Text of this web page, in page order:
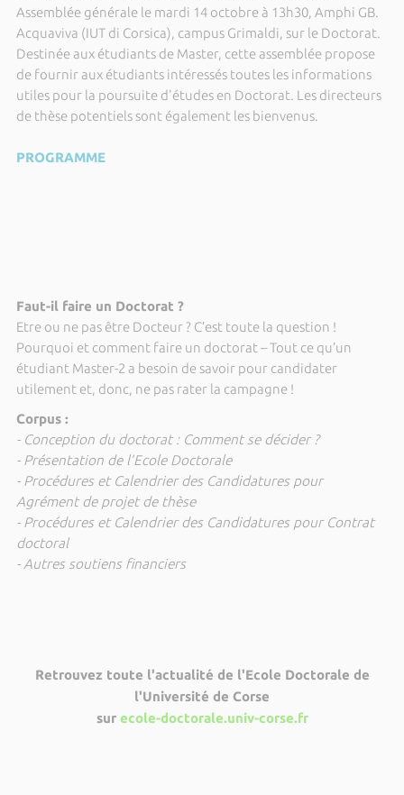
Assemblée générale le mardi 14 octobre à 13h30, Amphi GB.
Acquaviva (IUT di Corsica), campus Grimaldi, sur le Doctorat.
Destinée aux étudiants de Master, cette assemblée propose
de fournir aux étudiants intéressés toutes les informations
utiles pour la poursuite d'études en Doctorat. Les directeurs
de thèse potentiels sont également les bienvenus.
PROGRAMME
Faut-il faire un Doctorat ?
Etre ou ne pas être Docteur ? C’est toute la question !
Pourquoi et comment faire un doctorat – Tout ce qu’un
étudiant Master-2 a besoin de savoir pour candidater
utilement et, donc, ne pas rater la campagne !
Corpus :
- Conception du doctorat : Comment se décider ?
- Présentation de l’Ecole Doctorale
- Procédures et Calendrier des Candidatures pour
Agrément de projet de thèse
- Procédures et Calendrier des Candidatures pour Contrat
doctoral
- Autres soutiens financiers
Retrouvez toute l'actualité de l'Ecole Doctorale de
l'Université de Corse
sur ecole-doctorale.univ-corse.fr